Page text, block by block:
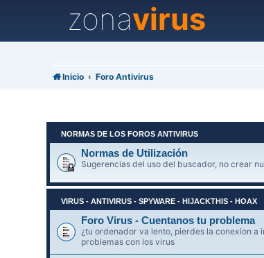
zonavirus
Inicio Foro Antivirus
NORMAS DE LOS FOROS ANTIVIRUS
Normas de Utilización
Sugerencias del uso del buscador, no crear
VIRUS - ANTIVIRUS - SPYWARE - HIJACKTHIS - HOAX
Foro Virus - Cuentanos tu problema
¿tu ordenador va lento, pierdes la conexion a
problemas con los virus